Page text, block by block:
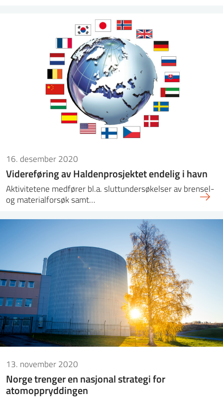
16. desember 2020
Videreføring av Haldenprosjektet endelig i havn
Aktivitetene medfører bl.a. sluttundersøkelser av brensel-
og materialforsøk samt…
13. november 2020
Norge trenger en nasjonal strategi for
atomoppryddingen